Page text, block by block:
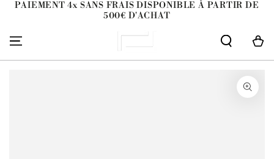
IGNORER LE
PAIEMENT 4x SANS FRAIS DISPONIBLE À PARTIR DE
500€ D'ACHAT
Panier